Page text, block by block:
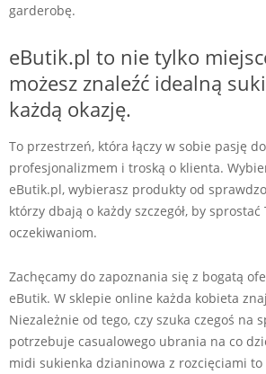
garderobę.
eButik.pl to nie tylko
możesz znaleźć idealną
każdą okazję.
To przestrzeń, która łączy w sobie pasję
profesjonalizmem i troską o klienta.
eButik.pl, wybierasz produkty od
którzy dbają o każdy szczegół, by sprostać
oczekiwaniom.
Zachęcamy do zapoznania się z bogatą
eButik. W sklepie online każda kobieta
Niezależnie od tego, czy szuka czegoś na
potrzebuje casualowego ubrania na co
midi sukienka dzianinowa z rozcięciami